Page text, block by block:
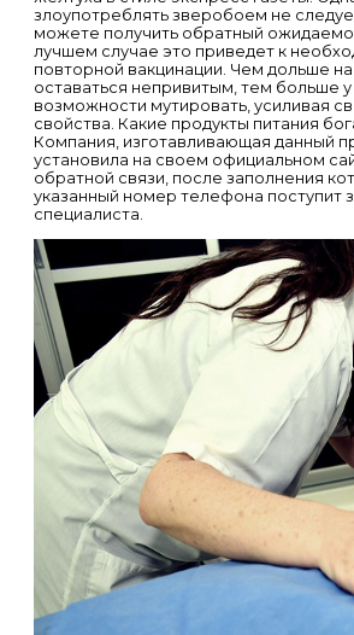
злоупотреблять зверобоем не
можете получить обратный
лучшем случае это приведет к
повторной вакцинации. Чем дольше
оставаться непривитым, тем больше у
возможности мутировать, усиливая
свойства. Какие продукты питания
Компания, изготавливающая данный
установила на своем официальном
обратной связи, после заполнения
указанный номер телефона поступит
специалиста.